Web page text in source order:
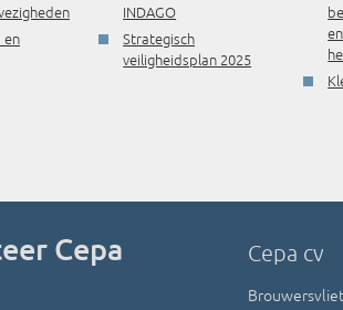
en
INDAGO
Strategisch
veiligheidsplan 2025
en
Cepa Cepa cv